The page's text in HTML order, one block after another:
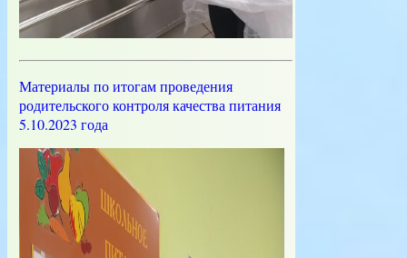
Материалы по итогам проведения
родительского контроля качества питания
5.10.2023 года